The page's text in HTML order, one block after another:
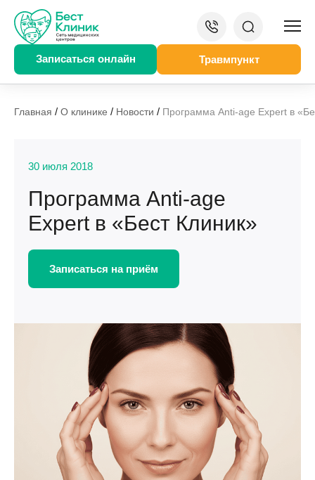
Записаться онлайн Травмпункт
Главная / О клинике / Новости / Программа Anti-age Expert в
30 июля 2018
Программа Anti-age
Expert в «Бест Клиник»
Записаться на приём